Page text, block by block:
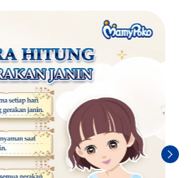
Berik
utny